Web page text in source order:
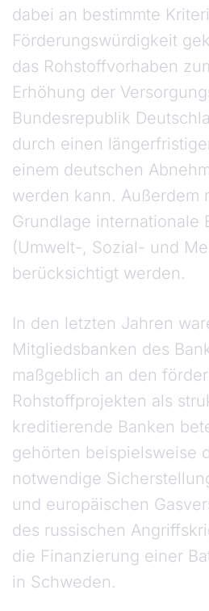
dabei an bestimmte
Förderungswürdigkeit
das Rohstoffvorhaben
Erhöhung der
Bundesrepublik
durch einen
einem deutschen
werden kann. Außerdem
Grundlage internationale
(Umwelt-, Sozial- und
berücksichtigt werden.
In den letzten Jahren
Mitgliedsbanken des
maßgeblich an den
Rohstoffprojekten als
kreditierende Banken
gehörten beispielsweise
notwendige
und europäischen
des russischen
die Finanzierung einer
in Schweden.